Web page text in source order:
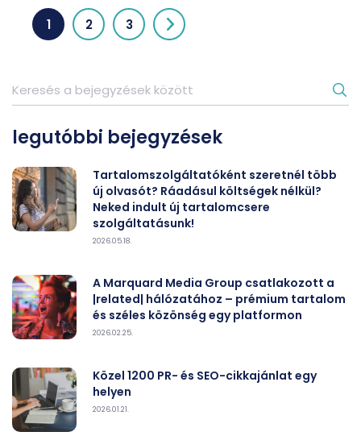
1 2 3
legutóbbi bejegyzések
Tartalomszolgáltatóként szeretnél több
új olvasót? Ráadásul költségek nélkül?
Neked indult új tartalomcsere
szolgáltatásunk!
2026.05.18.
A Marquard Media Group csatlakozott a
|related| hálózatához – prémium tartalom
és széles közönség egy platformon
2026.02.25.
Közel 1200 PR- és SEO-cikkajánlat egy
helyen
2026.01.21.